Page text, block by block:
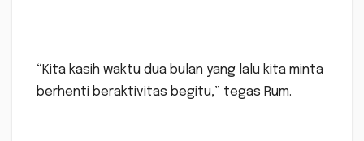
“Kita kasih waktu dua bulan yang lalu kita minta
berhenti beraktivitas begitu,” tegas Rum.